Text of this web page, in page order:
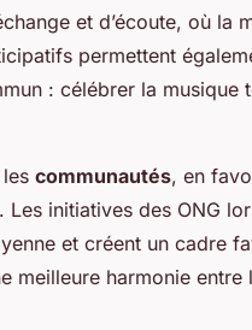
et d’écoute, où la
permettent
: célébrer la musique
communautés, en
initiatives des ONG
et créent un cadre
meilleure harmonie entre